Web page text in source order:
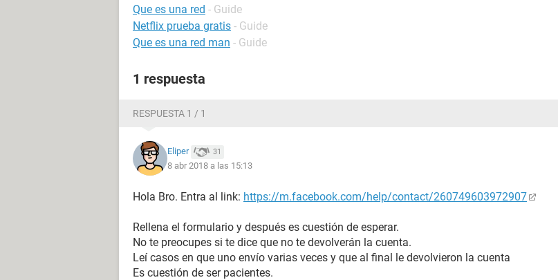
Que es una red - Guide
Netflix prueba gratis - Guide
Que es una red man - Guide
1 respuesta
RESPUESTA 1 / 1
Eliper 31
8 abr 2018 a las 15:13
Hola Bro. Entra al link: https://m.facebook.com/help/contact/260749603972907
Rellena el formulario y después es cuestión de esperar.
No te preocupes si te dice que no te devolverán la cuenta.
Leí casos en que uno envío varias veces y que al final le devolvieron la cuenta
Es cuestión de ser pacientes.